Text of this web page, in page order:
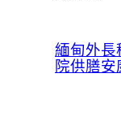
緬甸外長
院供膳安